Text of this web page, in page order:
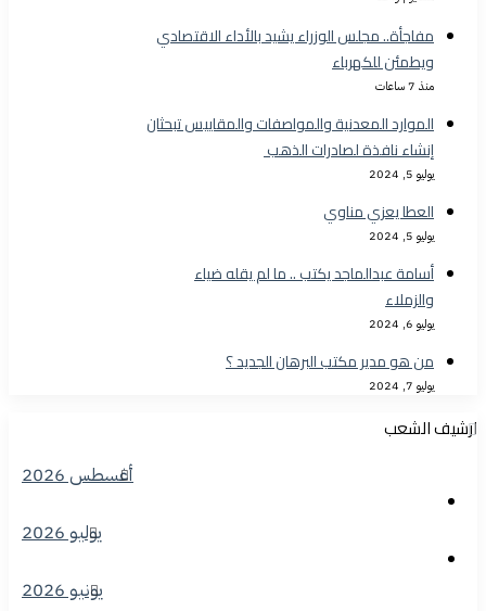
مفاجأة.. مجلس الوزراء يشيد بالأداء الاقتصادي
ويطمئن للكهرباء
منذ 7 ساعات
الموارد المعدنية والمواصفات والمقاييس تبحثان
إنشاء نافذة لصادرات الذهب
يوليو 5, 2024
العطا يعزي مناوي
يوليو 5, 2024
أسامة عبدالماجد يكتب .. ما لم يقله ضياء
والزملاء
يوليو 6, 2024
من هو مدير مكتب البرهان الجديد ؟
يوليو 7, 2024
ارشيف الشعب
أغسطس 2026
يوليو 2026
يونيو 2026